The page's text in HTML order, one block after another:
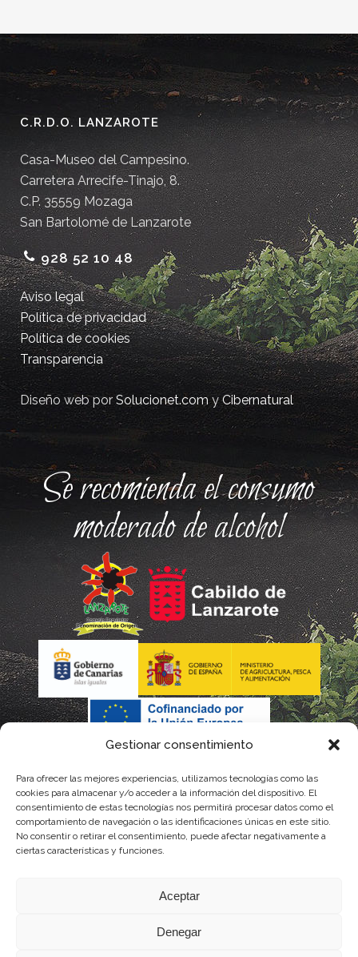
Gestionar consentimiento
Para ofrecer las mejores experiencias, utilizamos tecnologías como las
cookies para almacenar y/o acceder a la información del dispositivo. El
consentimiento de estas tecnologías nos permitirá procesar datos como el
comportamiento de navegación o las identificaciones únicas en este sitio.
No consentir o retirar el consentimiento, puede afectar negativamente a
ciertas características y funciones.
Aceptar
Denegar
C.R.D.O. LANZAROTE
Casa-Museo del Campesino.
Carretera Arrecife-Tinajo, 8.
C.P. 35559 Mozaga
San Bartolomé de Lanzarote
928 52 10 48
Aviso legal
Política de privacidad
Política de cookies
Transparencia
Diseño web porSolucionet.comyCibernatural
Se recomienda el consumo
moderado de alcohol
La gestión de la DOP Lanzarote realizada por este Consejo
Regulador es financiada, parcialmente, por el Gobierno de
Canarias
Instituto Canario de Calidad Agroalimentaria